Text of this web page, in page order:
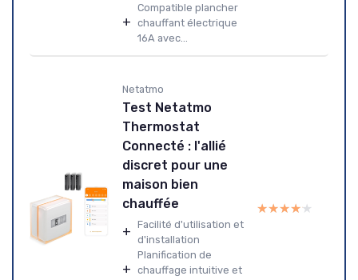
+
Compatible plancher
chauffant électrique
16A avec...
Netatmo
Test Netatmo
Thermostat
Connecté : l'allié
discret pour une
maison bien
chauffée
+ Facilité d'utilisation et
d'installation
+
Planification de
chauffage intuitive et
★★★★★
★★★★★